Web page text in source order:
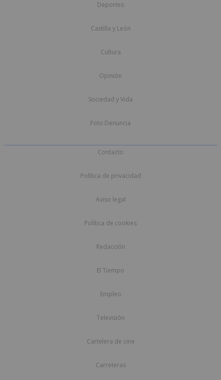
Deportes
Castilla y León
Cultura
Opinión
Sociedad y Vida
Foto Denuncia
Contacto
Política de privacidad
Aviso legal
Política de cookies
Redacción
El Tiempo
Empleo
Televisión
Cartelera de cine
Carreteras